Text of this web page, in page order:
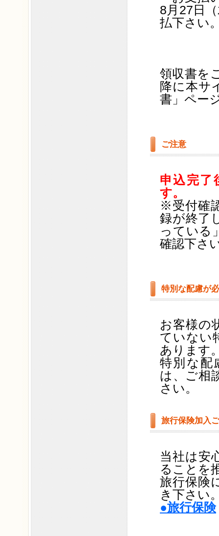
8月27日
払下さい
領収書を
降に本サ
書」ペー
ご注意
申込完了
す。
※受付確
録が終了
っている
確認下さ
特別な配慮が
お客様の
ていない
あります
特別な配
は、ご相
さい。
旅行保険加入
当社は安
ることを
旅行保険
き下さい
●旅行保険